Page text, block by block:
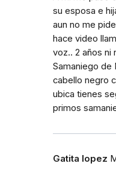
su esposa e
aun no me
hace video
voz.. 2 años ni
Samaniego de
cabello negro
ubica tienes
primos
Gatita lopez